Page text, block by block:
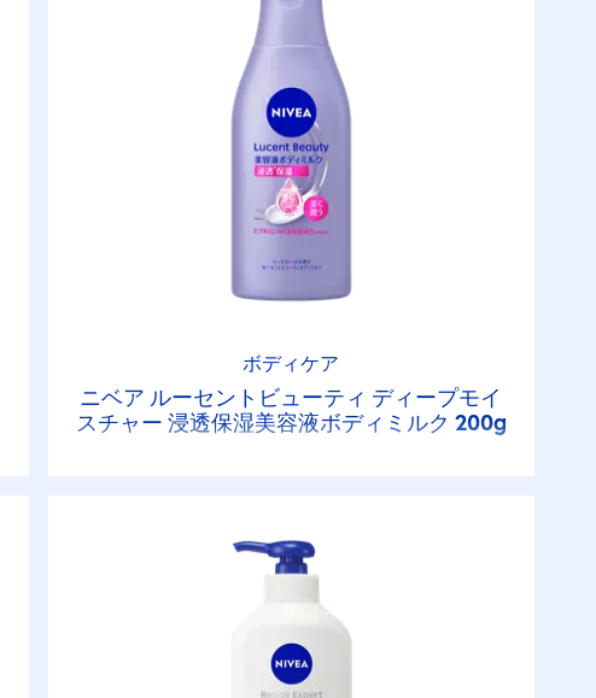
ボディケア
ニベア ルーセントビューティ ディープモイ
スチャー 浸透保湿美容液ボディミルク 200g